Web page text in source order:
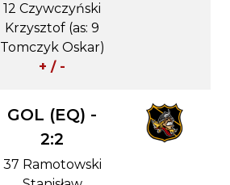
12 Czywczyński
Krzysztof (as: 9
Tomczyk Oskar)
+ / -
GOL (EQ) -
2:2
37 Ramotowski